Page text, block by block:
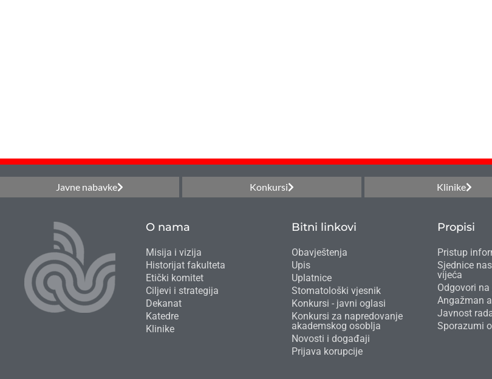
Javne nabavke Konkursi Klinike
O nama
Misija i vizija
Historijat fakulteta
Etički komitet
Ciljevi i strategija
Dekanat
Katedre
Klinike
Bitni linkovi
Obavještenja
Upis
Uplatnice
Stomatološki vjesnik
Konkursi - javni oglasi
Konkursi za napredovanje
akademskog osoblja
Novosti i događaji
Prijava korupcije
Propisi
Pristup
Sjednice
vijeća
Odgovori
Angažman
Javnost
Sporazumi